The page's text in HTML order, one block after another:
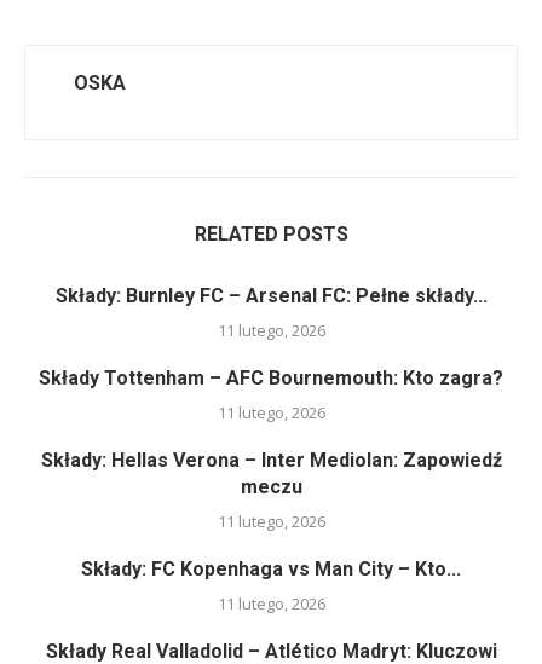
OSKA
RELATED POSTS
Składy: Burnley FC – Arsenal FC: Pełne składy...
11 lutego, 2026
Składy Tottenham – AFC Bournemouth: Kto zagra?
11 lutego, 2026
Składy: Hellas Verona – Inter Mediolan: Zapowiedź
meczu
11 lutego, 2026
Składy: FC Kopenhaga vs Man City – Kto...
11 lutego, 2026
Składy Real Valladolid – Atlético Madryt: Kluczowi